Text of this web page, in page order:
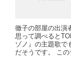
徹子の部屋の出演
思って調べると
ゾノ』の主題歌で
だそうです。 こ